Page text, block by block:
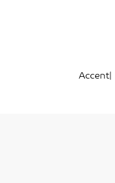
Accent